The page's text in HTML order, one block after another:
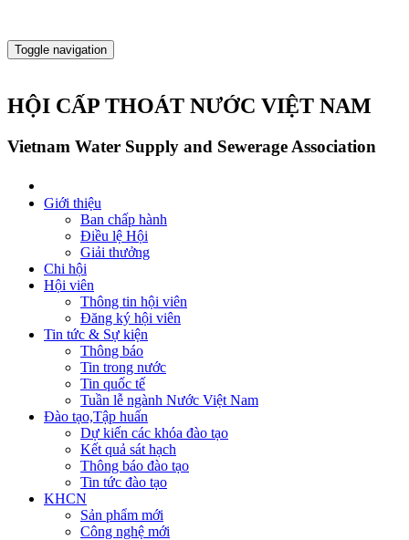
Toggle navigation
HỘI CẤP THOÁT NƯỚC VIỆT NAM
Vietnam Water Supply and Sewerage Association
Giới thiệu
Ban chấp hành
Điều lệ Hội
Giải thưởng
Chi hội
Hội viên
Thông tin hội viên
Đăng ký hội viên
Tin tức & Sự kiện
Thông báo
Tin trong nước
Tin quốc tế
Tuần lễ ngành Nước Việt Nam
Đào tạo,Tập huấn
Dự kiến các khóa đào tạo
Kết quả sát hạch
Thông báo đào tạo
Tin tức đào tạo
KHCN
Sản phẩm mới
Công nghệ mới